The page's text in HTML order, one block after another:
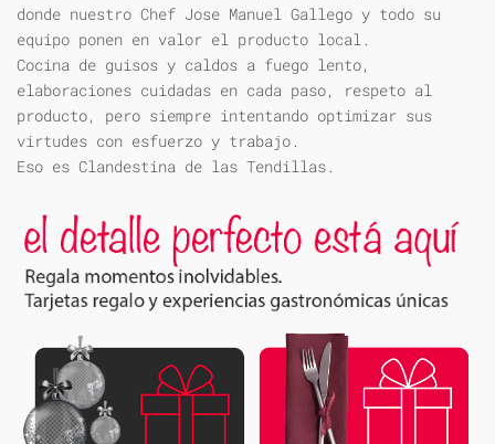
donde nuestro Chef Jose Manuel Gallego y todo su
equipo ponen en valor el producto local.
Cocina de guisos y caldos a fuego lento,
elaboraciones cuidadas en cada paso, respeto al
producto, pero siempre intentando optimizar sus
virtudes con esfuerzo y trabajo.
Eso es Clandestina de las Tendillas.